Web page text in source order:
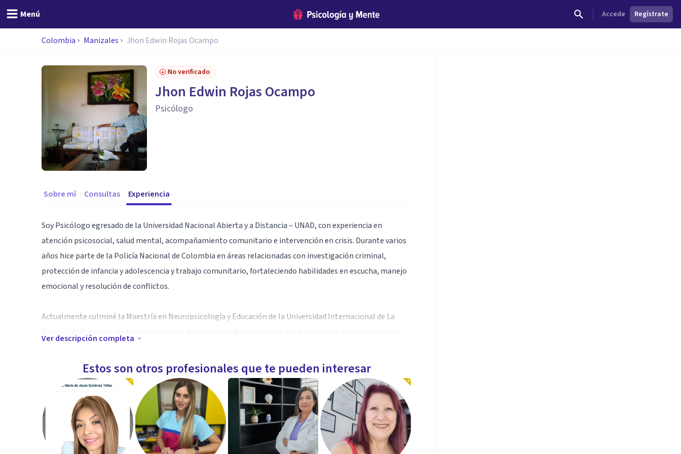
Menú Accede Regístrate
Colombia Manizales Jhon Edwin Rojas Ocampo
No verificado
Jhon Edwin Rojas Ocampo
Psicólogo
Sobre mí Consultas Experiencia
Soy Psicólogo egresado de la Universidad Nacional Abierta y a Distancia – UNAD, con experiencia en
atención psicosocial, salud mental, acompañamiento comunitario e intervención en crisis. Durante varios
años hice parte de la Policía Nacional de Colombia en áreas relacionadas con investigación criminal,
protección de infancia y adolescencia y trabajo comunitario, fortaleciendo habilidades en escucha, manejo
emocional y resolución de conflictos.
Actualmente culminé la Maestría en Neuropsicología y Educación de la Universidad Internacional de La
Especialidad
Trabajo en procesos relacionados con ansiedad, depresión, manejo emocional, autoestima, duelo, estrés,
crisis emocionales, orientación psicológica y acompañamiento psicosocial. Además, cuento con
experiencia en promoción y prevención en salud mental dentro del modelo de Atención Primaria en Salud
(APS).
Ver descripción completa
Estos son otros profesionales que te pueden interesar